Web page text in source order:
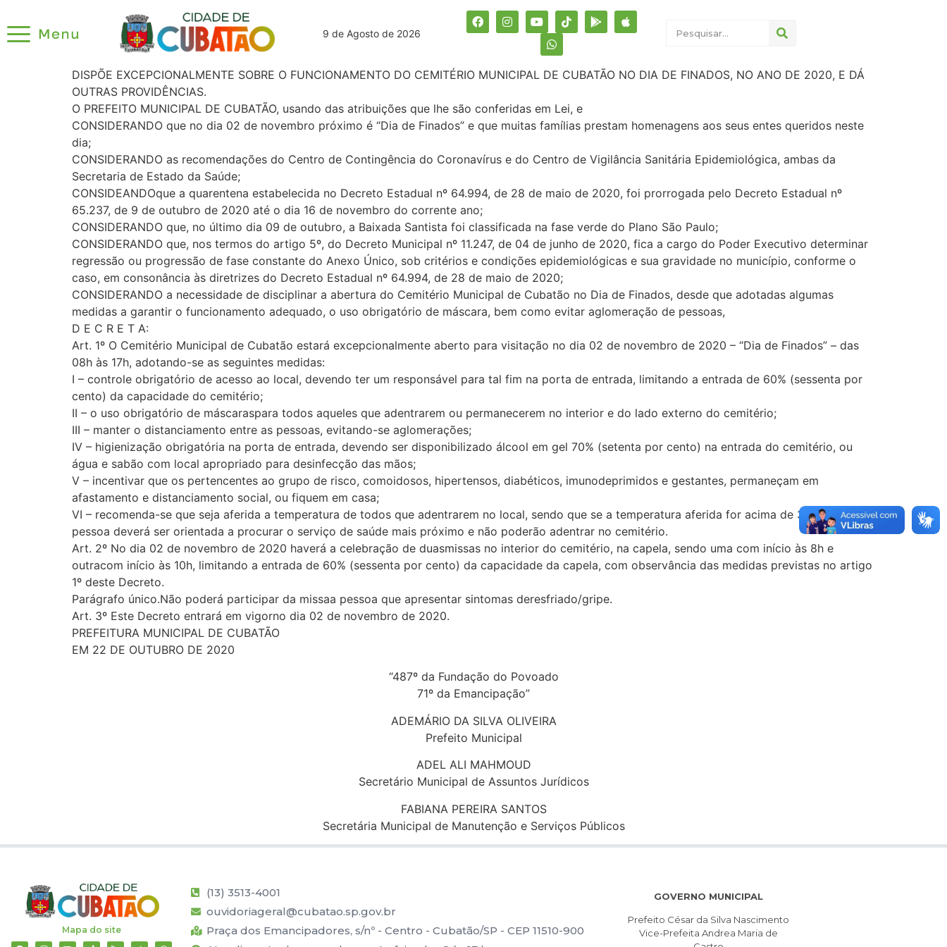
9 de Agosto de 2026
DISPÕE EXCEPCIONALMENTE SOBRE O FUNCIONAMENTO DO CEMITÉRIO MUNICIPAL DE CUBATÃO NO DIA DE FINADOS, NO ANO DE 2020, E DÁ
OUTRAS PROVIDÊNCIAS.
O PREFEITO MUNICIPAL DE CUBATÃO, usando das atribuições que lhe são conferidas em Lei, e
CONSIDERANDO que no dia 02 de novembro próximo é “Dia de Finados” e que muitas famílias prestam homenagens aos seus entes queridos neste
dia;
CONSIDERANDO as recomendações do Centro de Contingência do Coronavírus e do Centro de Vigilância Sanitária Epidemiológica, ambas da
Secretaria de Estado da Saúde;
CONSIDEANDOque a quarentena estabelecida no Decreto Estadual nº 64.994, de 28 de maio de 2020, foi prorrogada pelo Decreto Estadual nº
65.237, de 9 de outubro de 2020 até o dia 16 de novembro do corrente ano;
CONSIDERANDO que, no último dia 09 de outubro, a Baixada Santista foi classificada na fase verde do Plano São Paulo;
CONSIDERANDO que, nos termos do artigo 5º, do Decreto Municipal nº 11.247, de 04 de junho de 2020, fica a cargo do Poder Executivo determinar
regressão ou progressão de fase constante do Anexo Único, sob critérios e condições epidemiológicas e sua gravidade no município, conforme o
caso, em consonância às diretrizes do Decreto Estadual nº 64.994, de 28 de maio de 2020;
CONSIDERANDO a necessidade de disciplinar a abertura do Cemitério Municipal de Cubatão no Dia de Finados, desde que adotadas algumas
medidas a garantir o funcionamento adequado, o uso obrigatório de máscara, bem como evitar aglomeração de pessoas,
D E C R E T A:
Art. 1º O Cemitério Municipal de Cubatão estará excepcionalmente aberto para visitação no dia 02 de novembro de 2020 – “Dia de Finados” – das
08h às 17h, adotando-se as seguintes medidas:
I – controle obrigatório de acesso ao local, devendo ter um responsável para tal fim na porta de entrada, limitando a entrada de 60% (sessenta por
cento) da capacidade do cemitério;
II – o uso obrigatório de máscaraspara todos aqueles que adentrarem ou permanecerem no interior e do lado externo do cemitério;
III – manter o distanciamento entre as pessoas, evitando-se aglomerações;
IV – higienização obrigatória na porta de entrada, devendo ser disponibilizado álcool em gel 70% (setenta por cento) na entrada do cemitério, ou
água e sabão com local apropriado para desinfecção das mãos;
V – incentivar que os pertencentes ao grupo de risco, comoidosos, hipertensos, diabéticos, imunodeprimidos e gestantes, permaneçam em
afastamento e distanciamento social, ou fiquem em casa;
VI – recomenda-se que seja aferida a temperatura de todos que adentrarem no local, sendo que se a temperatura aferida for acima de 37,8 graus, a
pessoa deverá ser orientada a procurar o serviço de saúde mais próximo e não poderão adentrar no cemitério.
Art. 2º No dia 02 de novembro de 2020 haverá a celebração de duasmissas no interior do cemitério, na capela, sendo uma com início às 8h e
outracom início às 10h, limitando a entrada de 60% (sessenta por cento) da capacidade da capela, com observância das medidas previstas no artigo
1º deste Decreto.
Parágrafo único.Não poderá participar da missaa pessoa que apresentar sintomas deresfriado/gripe.
Art. 3º Este Decreto entrará em vigorno dia 02 de novembro de 2020.
PREFEITURA MUNICIPAL DE CUBATÃO
EM 22 DE OUTUBRO DE 2020
“487º da Fundação do Povoado
71º da Emancipação”
ADEMÁRIO DA SILVA OLIVEIRA
Prefeito Municipal
ADEL ALI MAHMOUD
Secretário Municipal de Assuntos Jurídicos
FABIANA PEREIRA SANTOS
Secretária Municipal de Manutenção e Serviços Públicos
Mapa do site
(13) 3513-4001
ouvidoriageral@cubatao.sp.gov.br
Praça dos Emancipadores, s/nº - Centro - Cubatão/SP - CEP 11510-900
GOVERNO MUNICIPAL
Prefeito César da Silva Nascimento
Vice-Prefeita Andrea Maria de